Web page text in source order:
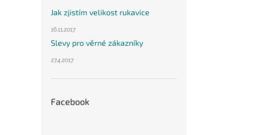
Jak zjistím velikost rukavice
16.11.2017
Slevy pro věrné zákazníky
27.4.2017
Facebook